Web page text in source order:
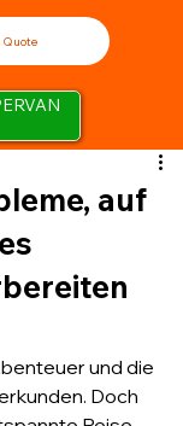
Quote
auf
und die
Doch